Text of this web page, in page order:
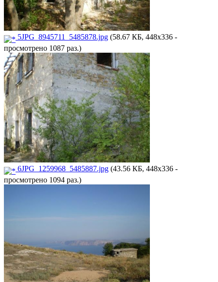
5JPG_8945711_5485878.jpg (58.67 КБ, 448x336 -
просмотрено 1087 раз.)
6JPG_1259968_5485887.jpg (43.56 КБ, 448x336 -
просмотрено 1094 раз.)